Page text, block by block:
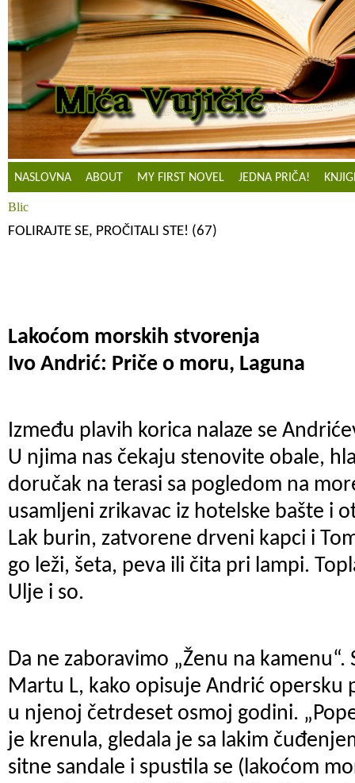
NASLOVNA ABOUT MY FIRST NOVEL JEDNA PRIČA!
Blic
FOLIRAJTE SE, PROČITALI STE! (67)
Lakoćom morskih stvorenja
Ivo Andrić: Priče o moru, Laguna
Između plavih korica nalaze se
U njima nas čekaju stenovite obale,
doručak na terasi sa pogledom na
usamljeni zrikavac iz hotelske bašte i
Lak burin, zatvorene drveni kapci i
go leži, šeta, peva ili čita pri lampi.
Ulje i so.
Da ne zaboravimo „Ženu na
Martu L, kako opisuje Andrić opersku
u njenoj četrdeset osmoj godini.
je krenula, gledala je sa lakim
sitne sandale i spustila se (lakoćom